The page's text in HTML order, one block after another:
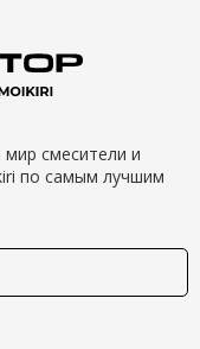
смесители и
по самым лучшим